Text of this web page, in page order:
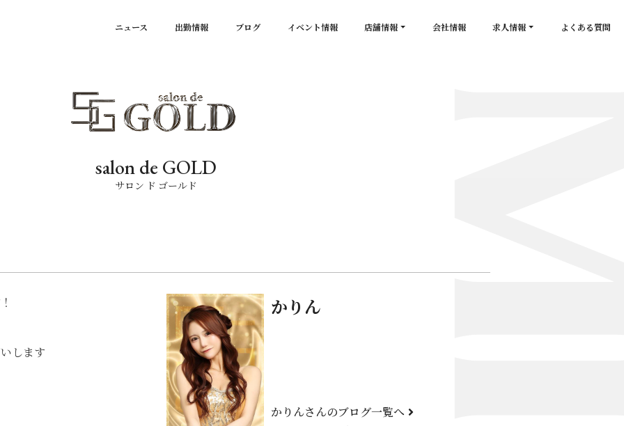
ニュース 出勤情報 ブログ イベント情報 店舗情報
KARMA
会社情報 求人情報 よくある質問
salon de GOLD
サロン ド ゴールド
します
かりん
かりんさんのブログ一覧へ